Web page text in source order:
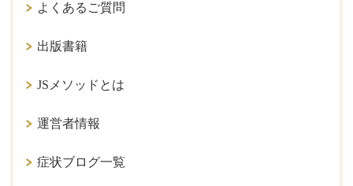
よくあるご質問
出版書籍
JSメソッドとは
運営者情報
症状ブログ一覧